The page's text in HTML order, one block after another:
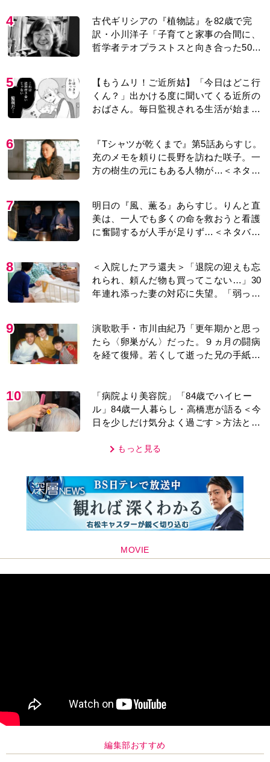
4
古代ギリシアの『植物誌』を82歳で完
訳・小川洋子「子育てと家事の合間に、
哲学者テオプラストスと向き合った50
5
【もうムリ！ご近所姑】「今日はどこ行
くん？」出かける度に聞いてくる近所の
おばさん。毎日監視される生活が始ま
6
『Tシャツが乾くまで』第5話あらすじ。
充のメモを頼りに長野を訪ねた咲子。一
方の樹生の元にもある人物が…＜ネタバ
7
明日の『風、薫る』あらすじ。りんと直
美は、一人でも多くの命を救おうと看護
に奮闘するが人手が足りず…＜ネタバレ
8
＜入院したアラ還夫＞「退院の迎えも忘
れられ、頼んだ物も買ってこない…」30
年連れ添った妻の対応に失望。「弱った
9
演歌歌手・市川由紀乃「更年期かと思っ
たら〈卵巣がん〉だった。９ヵ月の闘病
を経て復帰。若くして逝った兄の手紙を
10
「病院より美容院」「84歳でハイヒー
ル」84歳一人暮らし・高橋恵が語る＜今
日を少しだけ気分よく過ごす＞方法と
もっと見る
MOVIE
編集部おすすめ